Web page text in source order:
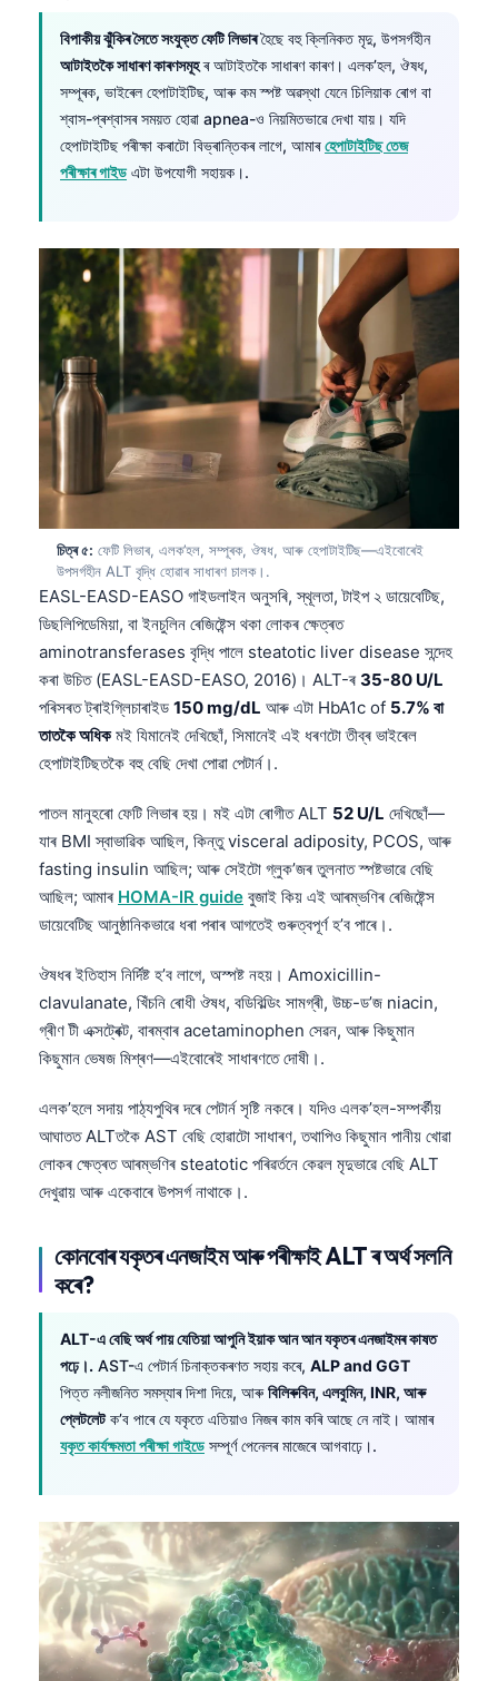
বিপাকীয় ঝুঁকিৰ সৈতে সংযুক্ত ফেটি লিভাৰহৈছে বহু ক্লিনিকত মৃদু, উপসর্গহীন
আটাইতকৈ সাধাৰণ কাৰণসমূহৰ আটাইতকৈ সাধাৰণ কাৰণ। এলক’হল, ঔষধ,
সম্পূৰক, ভাইৰেল হেপাটাইটিছ, আৰু কম স্পষ্ট অৱস্থা যেনে চিলিয়াক ৰোগ বা
শ্বাস-প্ৰশ্বাসৰ সময়ত হোৱা apnea-ও নিয়মিতভাৱে দেখা যায়। যদি
হেপাটাইটিছ পৰীক্ষা কৰাটো বিভ্ৰান্তিকৰ লাগে, আমাৰহেপাটাইটিছ তেজ
পৰীক্ষাৰ গাইডএটা উপযোগী সহায়ক।.
চিত্ৰ ৫: ফেটি লিভাৰ, এলক’হল, সম্পূৰক, ঔষধ, আৰু হেপাটাইটিছ—এইবোৰেই
উপসর্গহীন ALT বৃদ্ধি হোৱাৰ সাধাৰণ চালক।.
EASL-EASD-EASO গাইডলাইন অনুসৰি, স্থূলতা, টাইপ ২ ডায়েবেটিছ,
ডিছলিপিডেমিয়া, বা ইনচুলিন ৰেজিষ্টেন্স থকা লোকৰ ক্ষেত্ৰত
aminotransferases বৃদ্ধি পালে steatotic liver disease সন্দেহ
কৰা উচিত (EASL-EASD-EASO, 2016)। ALT-ৰ 35-80 U/L
পৰিসৰত ট্ৰাইগ্লিচাৰাইড 150 mg/dL আৰু এটা HbA1c of 5.7% বা
তাতকৈ অধিকমই যিমানেই দেখিছোঁ, সিমানেই এই ধৰণটো তীব্ৰ ভাইৰেল
হেপাটাইটিছতকৈ বহু বেছি দেখা পোৱা পেটাৰ্ন।.
পাতল মানুহৰো ফেটি লিভাৰ হয়। মই এটা ৰোগীত ALT 52 U/L দেখিছোঁ—
যাৰ BMI স্বাভাৱিক আছিল, কিন্তু visceral adiposity, PCOS, আৰু
fasting insulin আছিল; আৰু সেইটো গ্লুক’জৰ তুলনাত স্পষ্টভাৱে বেছি
আছিল; আমাৰ HOMA-IR guide বুজাই কিয় এই আৰম্ভণিৰ ৰেজিষ্টেন্স
ডায়েবেটিছ আনুষ্ঠানিকভাৱে ধৰা পৰাৰ আগতেই গুৰুত্বপূর্ণ হ’ব পাৰে।.
ঔষধৰ ইতিহাস নিৰ্দিষ্ট হ’ব লাগে, অস্পষ্ট নহয়। Amoxicillin-
clavulanate, খিঁচনি ৰোধী ঔষধ, বডিবিল্ডিং সামগ্ৰী, উচ্চ-ড’জ niacin,
গ্ৰীণ টী এক্সট্ৰেক্ট, বাৰম্বাৰ acetaminophen সেৱন, আৰু কিছুমান
কিছুমান ভেষজ মিশ্ৰণ—এইবোৰেই সাধাৰণতে দোষী।.
এলক’হলে সদায় পাঠ্যপুথিৰ দৰে পেটাৰ্ন সৃষ্টি নকৰে। যদিও এলক’হল-সম্পৰ্কীয়
আঘাতত ALTতকৈ AST বেছি হোৱাটো সাধাৰণ, তথাপিও কিছুমান পানীয় খোৱা
লোকৰ ক্ষেত্ৰত আৰম্ভণিৰ steatotic পৰিৱর্তনে কেৱল মৃদুভাৱে বেছি ALT
দেখুৱায় আৰু একেবাৰে উপসর্গ নাথাকে।.
কোনবোৰ যকৃতৰ এনজাইম আৰু পৰীক্ষাই ALT ৰ অৰ্থ সলনি
কৰে?
ALT-এ বেছি অৰ্থ পায় যেতিয়া আপুনি ইয়াক আন আন যকৃতৰ এনজাইমৰ কাষত
পঢ়ে।. AST-এ পেটাৰ্ন চিনাক্তকৰণত সহায় কৰে, ALP and GGT
পিত্ত নলীজনিত সমস্যাৰ দিশা দিয়ে, আৰুবিলিৰুবিন, এলবুমিন, INR, আৰু
প্লেটলেটক’ব পাৰে যে যকৃতে এতিয়াও নিজৰ কাম কৰি আছে নে নাই। আমাৰ
যকৃত কাৰ্যক্ষমতা পৰীক্ষা গাইডেসম্পূৰ্ণ পেনেলৰ মাজেৰে আগবাঢ়ে।.